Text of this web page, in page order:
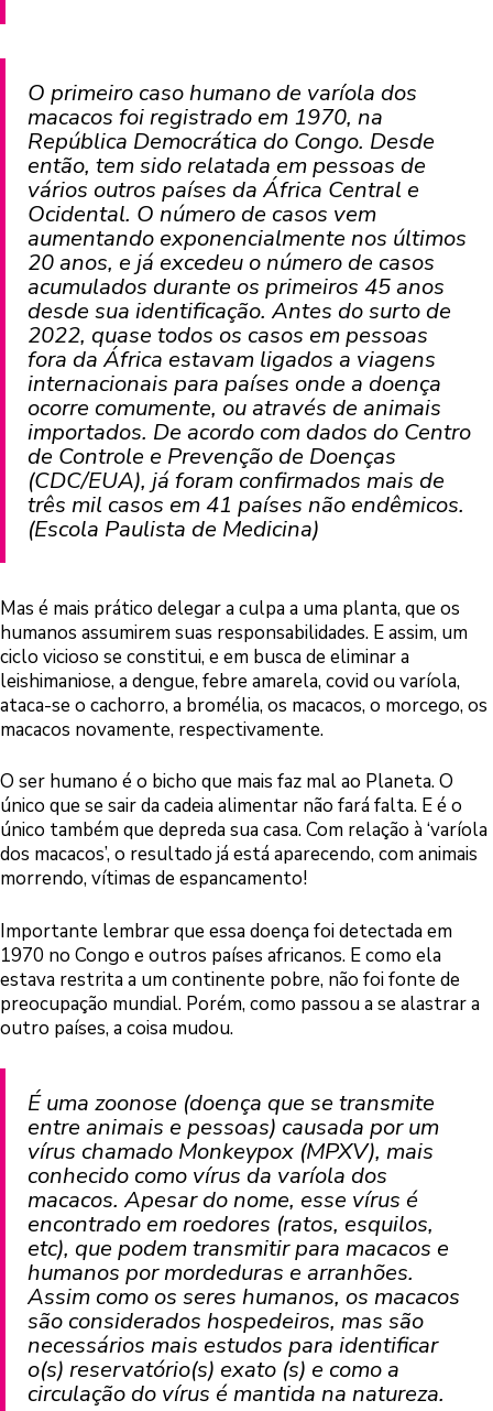
O primeiro caso humano de varíola dos
macacos foi registrado em 1970, na
República Democrática do Congo. Desde
então, tem sido relatada em pessoas de
vários outros países da África Central e
Ocidental. O número de casos vem
aumentando exponencialmente nos últimos
20 anos, e já excedeu o número de casos
acumulados durante os primeiros 45 anos
desde sua identificação. Antes do surto de
2022, quase todos os casos em pessoas
fora da África estavam ligados a viagens
internacionais para países onde a doença
ocorre comumente, ou através de animais
importados. De acordo com dados do Centro
de Controle e Prevenção de Doenças
(CDC/EUA), já foram confirmados mais de
três mil casos em 41 países não endêmicos.
(Escola Paulista de Medicina)
Mas é mais prático delegar a culpa a uma planta, que os
humanos assumirem suas responsabilidades. E assim, um
ciclo vicioso se constitui, e em busca de eliminar a
leishimaniose, a dengue, febre amarela, covid ou varíola,
ataca-se o cachorro, a bromélia, os macacos, o morcego, os
macacos novamente, respectivamente.
O ser humano é o bicho que mais faz mal ao Planeta. O
único que se sair da cadeia alimentar não fará falta. E é o
único também que depreda sua casa. Com relação à ‘varíola
dos macacos’, o resultado já está aparecendo, com animais
morrendo, vítimas de espancamento!
Importante lembrar que essa doença foi detectada em
1970 no Congo e outros países africanos. E como ela
estava restrita a um continente pobre, não foi fonte de
preocupação mundial. Porém, como passou a se alastrar a
outro países, a coisa mudou.
É uma zoonose (doença que se transmite
entre animais e pessoas) causada por um
vírus chamado Monkeypox (MPXV), mais
conhecido como vírus da varíola dos
macacos. Apesar do nome, esse vírus é
encontrado em roedores (ratos, esquilos,
etc), que podem transmitir para macacos e
humanos por mordeduras e arranhões.
Assim como os seres humanos, os macacos
são considerados hospedeiros, mas são
necessários mais estudos para identificar
o(s) reservatório(s) exato (s) e como a
circulação do vírus é mantida na natureza.